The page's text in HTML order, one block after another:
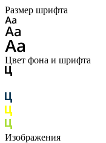
Размер шрифта
Цвет фона и шрифта
Изображения